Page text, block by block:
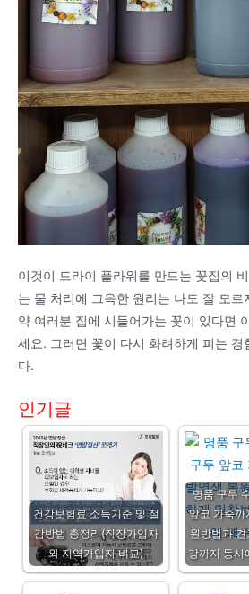
이것이 드라이 플라워를 만드는 꽃집의
는 물 처리에 그윽한 원리는 나도 잘 모
약 여러분 집에 시들어가는 꽃이 있다면
세요. 그러면 꽃이 다시 화려하게 피는 경
다.
인기글
건강보험료 소득기준 및 절
감방법 총정리(직장가입자
와 지역가입자 비교)
명품 구두
앞코 가죽까
원방법과
강까지 동